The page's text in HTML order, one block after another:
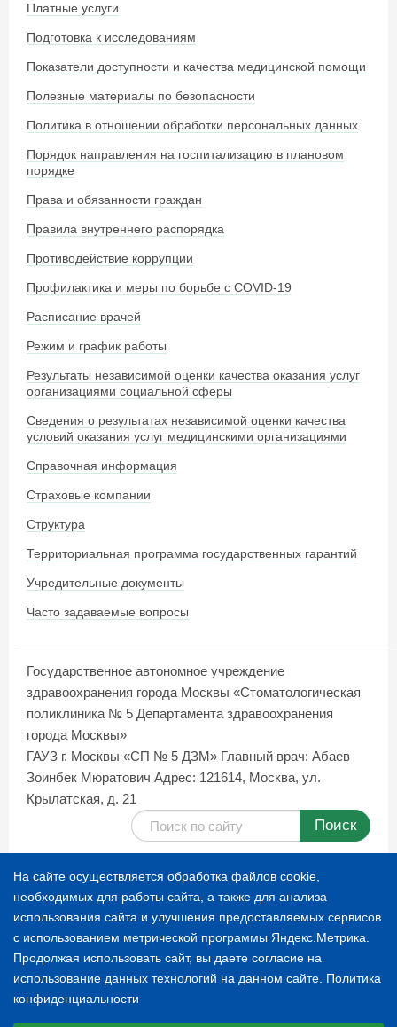
Платные услуги
Подготовка к исследованиям
Показатели доступности и качества медицинской помощи
Полезные материалы по безопасности
Политика в отношении обработки персональных данных
Порядок направления на госпитализацию в плановом
порядке
Права и обязанности граждан
Правила внутреннего распорядка
Противодействие коррупции
Профилактика и меры по борьбе с COVID-19
Расписание врачей
Режим и график работы
Результаты независимой оценки качества оказания услуг
организациями социальной сферы
Сведения о результатах независимой оценки качества
условий оказания услуг медицинскими организациями
Справочная информация
Страховые компании
Структура
Территориальная программа государственных гарантий
Учредительные документы
Часто задаваемые вопросы
Государственное автономное учреждение
здравоохранения города Москвы «Стоматологическая
поликлиника № 5 Департамента здравоохранения
города Москвы»
ГАУЗ г. Москвы «СП № 5 ДЗМ» Главный врач: Абаев
Зоинбек Мюратович Адрес: 121614, Москва, ул.
Крылатская, д. 21
Поиск
Карта сайта
© 1996-2026 СТОМАТОЛОГИЧЕСКАЯ ПОЛИКЛИНИКА
№ 5
На сайте осуществляется обработка файлов cookie,
необходимых для работы сайта, а также для анализа
использования сайта и улучшения предоставляемых сервисов
с использованием метрической программы Яндекс.Метрика.
Продолжая использовать сайт, вы даете согласие на
использование данных технологий на данном сайте. Политика
конфиденциальности